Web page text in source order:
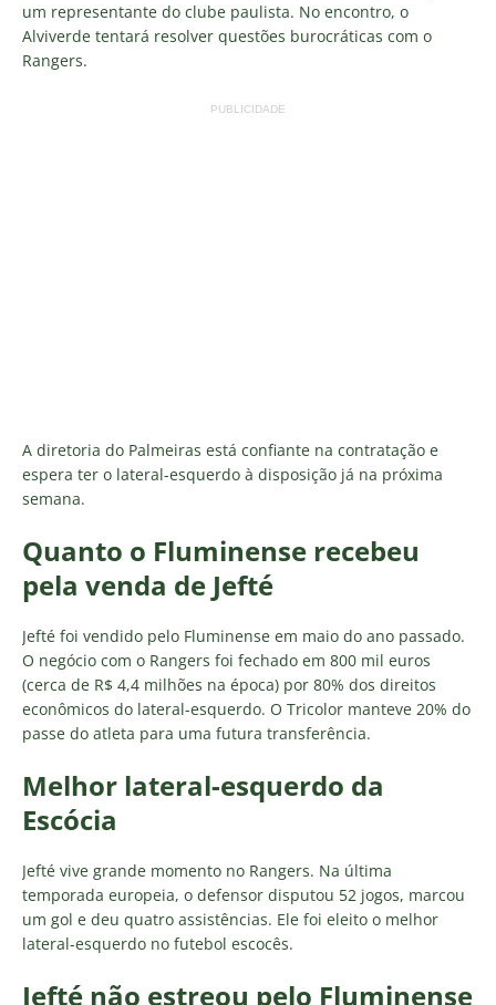
um representante do clube paulista. No encontro, o
Alviverde tentará resolver questões burocráticas com o
Rangers.
PUBLICIDADE
A diretoria do Palmeiras está confiante na contratação e
espera ter o lateral-esquerdo à disposição já na próxima
semana.
Quanto o Fluminense recebeu
pela venda de Jefté
Jefté foi vendido pelo Fluminense em maio do ano passado.
O negócio com o Rangers foi fechado em 800 mil euros
(cerca de R$ 4,4 milhões na época) por 80% dos direitos
econômicos do lateral-esquerdo. O Tricolor manteve 20% do
passe do atleta para uma futura transferência.
Melhor lateral-esquerdo da
Escócia
Jefté vive grande momento no Rangers. Na última
temporada europeia, o defensor disputou 52 jogos, marcou
um gol e deu quatro assistências. Ele foi eleito o melhor
lateral-esquerdo no futebol escocês.
Jefté não estreou pelo Fluminense